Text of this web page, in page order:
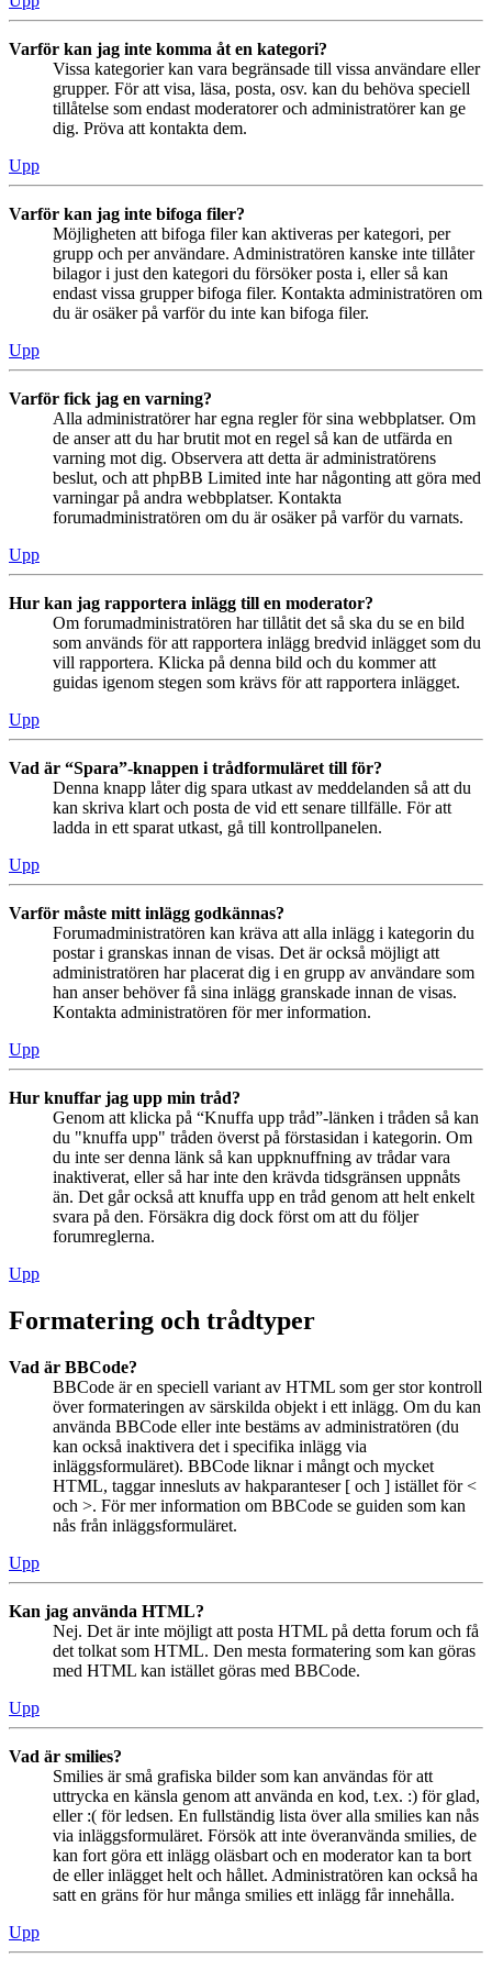
Varför kan jag inte komma åt en kategori?
Vissa kategorier kan vara begränsade till vissa användare eller
grupper. För att visa, läsa, posta, osv. kan du behöva speciell
tillåtelse som endast moderatorer och administratörer kan ge
dig. Pröva att kontakta dem.
Upp
Varför kan jag inte bifoga filer?
Möjligheten att bifoga filer kan aktiveras per kategori, per
grupp och per användare. Administratören kanske inte tillåter
bilagor i just den kategori du försöker posta i, eller så kan
endast vissa grupper bifoga filer. Kontakta administratören om
du är osäker på varför du inte kan bifoga filer.
Upp
Varför fick jag en varning?
Alla administratörer har egna regler för sina webbplatser. Om
de anser att du har brutit mot en regel så kan de utfärda en
varning mot dig. Observera att detta är administratörens
beslut, och att phpBB Limited inte har någonting att göra med
varningar på andra webbplatser. Kontakta
forumadministratören om du är osäker på varför du varnats.
Upp
Hur kan jag rapportera inlägg till en moderator?
Om forumadministratören har tillåtit det så ska du se en bild
som används för att rapportera inlägg bredvid inlägget som du
vill rapportera. Klicka på denna bild och du kommer att
guidas igenom stegen som krävs för att rapportera inlägget.
Upp
Vad är “Spara”-knappen i trådformuläret till för?
Denna knapp låter dig spara utkast av meddelanden så att du
kan skriva klart och posta de vid ett senare tillfälle. För att
ladda in ett sparat utkast, gå till kontrollpanelen.
Upp
Varför måste mitt inlägg godkännas?
Forumadministratören kan kräva att alla inlägg i kategorin du
postar i granskas innan de visas. Det är också möjligt att
administratören har placerat dig i en grupp av användare som
han anser behöver få sina inlägg granskade innan de visas.
Kontakta administratören för mer information.
Upp
Hur knuffar jag upp min tråd?
Genom att klicka på “Knuffa upp tråd”-länken i tråden så kan
du "knuffa upp" tråden överst på förstasidan i kategorin. Om
du inte ser denna länk så kan uppknuffning av trådar vara
inaktiverat, eller så har inte den krävda tidsgränsen uppnåts
än. Det går också att knuffa upp en tråd genom att helt enkelt
svara på den. Försäkra dig dock först om att du följer
forumreglerna.
Upp
Formatering och trådtyper
Vad är BBCode?
BBCode är en speciell variant av HTML som ger stor kontroll
över formateringen av särskilda objekt i ett inlägg. Om du kan
använda BBCode eller inte bestäms av administratören (du
kan också inaktivera det i specifika inlägg via
inläggsformuläret). BBCode liknar i mångt och mycket
HTML, taggar innesluts av hakparanteser [ och ] istället för <
och >. För mer information om BBCode se guiden som kan
nås från inläggsformuläret.
Upp
Kan jag använda HTML?
Nej. Det är inte möjligt att posta HTML på detta forum och få
det tolkat som HTML. Den mesta formatering som kan göras
med HTML kan istället göras med BBCode.
Upp
Vad är smilies?
Smilies är små grafiska bilder som kan användas för att
uttrycka en känsla genom att använda en kod, t.ex. :) för glad,
eller :( för ledsen. En fullständig lista över alla smilies kan nås
via inläggsformuläret. Försök att inte överanvända smilies, de
kan fort göra ett inlägg oläsbart och en moderator kan ta bort
de eller inlägget helt och hållet. Administratören kan också ha
satt en gräns för hur många smilies ett inlägg får innehålla.
Upp